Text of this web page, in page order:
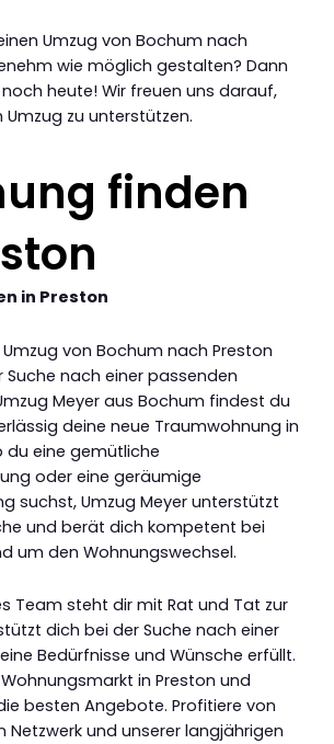
Umzug von Bochum nach
wie möglich gestalten? Dann
heute! Wir freuen uns darauf,
zu unterstützen.
finden
in Preston
von Bochum nach Preston
nach einer passenden
Meyer aus Bochum findest du
deine neue Traumwohnung in
du eine gemütliche
oder eine geräumige
suchst, Umzug Meyer unterstützt
und berät dich kompetent bei
um den Wohnungswechsel.
Team steht dir mit Rat und Tat zur
dich bei der Suche nach einer
Bedürfnisse und Wünsche erfüllt.
in Preston und
besten Angebote. Profitiere von
Netzwerk und unserer langjährigen